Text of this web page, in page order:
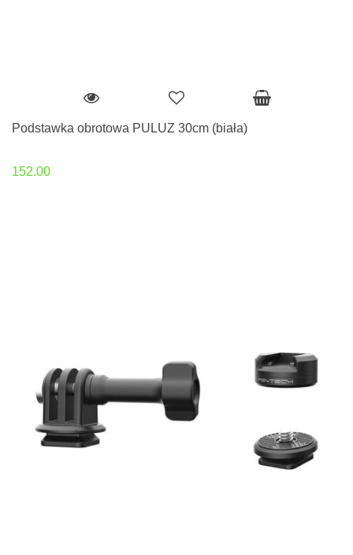
Podstawka obrotowa PULUZ 30cm (biała)
152.00